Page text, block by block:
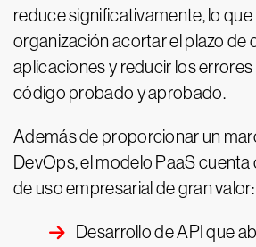
reduce significativamente, lo que
organización acortar el plazo de
aplicaciones y reducir los errores
código probado y aprobado.
Además de proporcionar un
DevOps, el modelo PaaS
de uso empresarial de gran valor:
Desarrollo de API que